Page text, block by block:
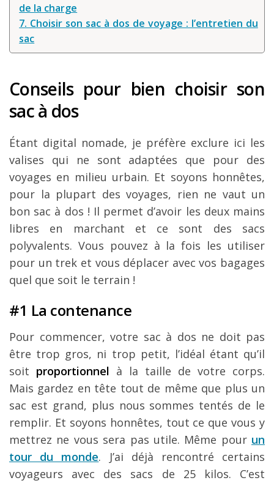
de la charge
7. Choisir son sac à dos de voyage : l’entretien du
sac
Conseils pour bien choisir son
sac à dos
Étant digital nomade, je préfère exclure ici les
valises qui ne sont adaptées que pour des
voyages en milieu urbain. Et soyons honnêtes,
pour la plupart des voyages, rien ne vaut un
bon sac à dos ! Il permet d’avoir les deux mains
libres en marchant et ce sont des sacs
polyvalents. Vous pouvez à la fois les utiliser
pour un trek et vous déplacer avec vos bagages
quel que soit le terrain !
#1 La contenance
Pour commencer, votre sac à dos ne doit pas
être trop gros, ni trop petit, l’idéal étant qu’il
soit proportionnel à la taille de votre corps.
Mais gardez en tête tout de même que plus un
sac est grand, plus nous sommes tentés de le
remplir. Et soyons honnêtes, tout ce que vous y
mettrez ne vous sera pas utile. Même pour un
tour du monde. J’ai déjà rencontré certains
voyageurs avec des sacs de 25 kilos. C’est